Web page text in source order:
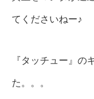
てくださいねー♪
『タッチュー』の
た。。。